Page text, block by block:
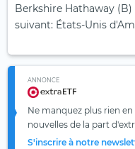
Berkshire Hathaway
suivant: États-Unis
ANNONCE
Ne manquez plus rien
nouvelles de la part
S'inscrire à notre